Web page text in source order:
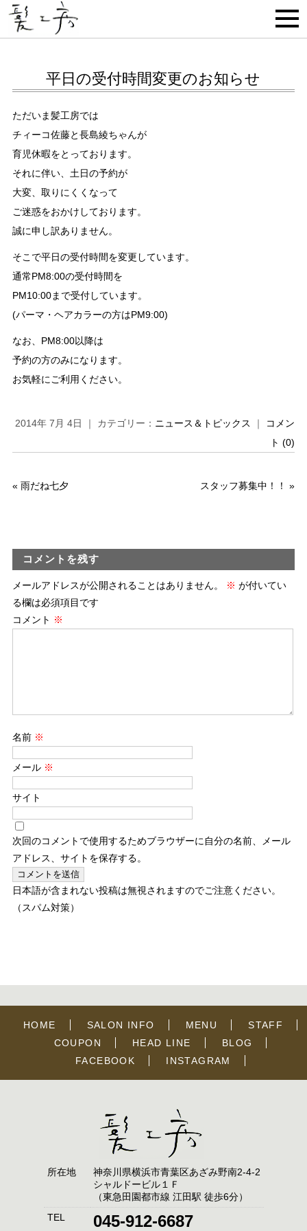
平日の受付時間変更のお知らせ
ただいま髪工房では
チィーコ佐藤と長島綾ちゃんが
育児休暇をとっております。
それに伴い、土日の予約が
大変、取りにくくなって
ご迷惑をおかけしております。
誠に申し訳ありません。
そこで平日の受付時間を変更しています。
通常PM8:00の受付時間を
PM10:00まで受付しています。
(パーマ・ヘアカラーの方はPM9:00)
なお、PM8:00以降は
予約の方のみになります。
お気軽にご利用ください。
2014年 7月 4日 ｜ カテゴリー： ニュース＆トピックス ｜
コメン
ト (0)
« 雨だね七夕 スタッフ募集中！！ »
コメントを残す
メールアドレスが公開されることはありません。 ※ が付いてい
る欄は必須項目です
コメント ※
名前 ※
メール ※
サイト
次回のコメントで使用するためブラウザーに自分の名前、メール
アドレス、サイトを保存する。
日本語が含まれない投稿は無視されますのでご注意ください。
（スパム対策）
HOME SALON INFO MENU
STAFF
COUPON
HEAD LINE
BLOG
FACEBOOK
INSTAGRAM
所在地
神奈川県横浜市青葉区あざみ野南2-4-2
シャルドービル１Ｆ
（東急田園都市線 江田駅 徒歩6分）
TEL
045-912-6687